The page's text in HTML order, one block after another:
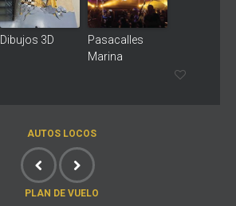
Dibujos 3D
Pasacalles
Marina
AUTOS LOCOS
PLAN DE VUELO